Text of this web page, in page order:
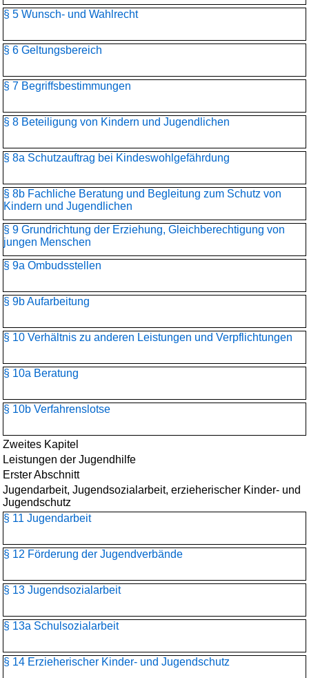
§ 5 Wunsch- und Wahlrecht
§ 6 Geltungsbereich
§ 7 Begriffsbestimmungen
§ 8 Beteiligung von Kindern und Jugendlichen
§ 8a Schutzauftrag bei Kindeswohlgefährdung
§ 8b Fachliche Beratung und Begleitung zum Schutz von
Kindern und Jugendlichen
§ 9 Grundrichtung der Erziehung, Gleichberechtigung von
jungen Menschen
§ 9a Ombudsstellen
§ 9b Aufarbeitung
§ 10 Verhältnis zu anderen Leistungen und Verpflichtungen
§ 10a Beratung
§ 10b Verfahrenslotse
Zweites Kapitel
Leistungen der Jugendhilfe
Erster Abschnitt
Jugendarbeit, Jugendsozialarbeit, erzieherischer Kinder- und
Jugendschutz
§ 11 Jugendarbeit
§ 12 Förderung der Jugendverbände
§ 13 Jugendsozialarbeit
§ 13a Schulsozialarbeit
§ 14 Erzieherischer Kinder- und Jugendschutz